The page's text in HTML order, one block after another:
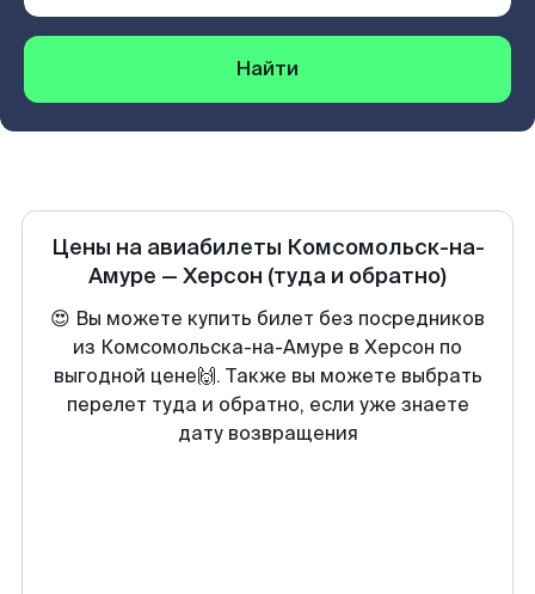
Найти
Цены на авиабилеты Комсомольск-на-
Амуре — Херсон (туда и обратно)
😍 Вы можете купить билет без посредников
из Комсомольска-на-Амуре в Херсон по
выгодной цене🙌. Также вы можете выбрать
перелет туда и обратно, если уже знаете
дату возвращения